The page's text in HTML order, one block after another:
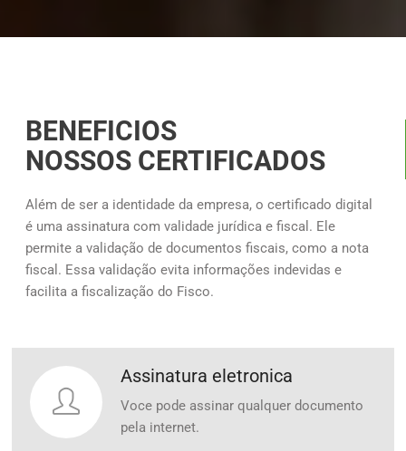
BENEFICIOS
Além de ser a identidade da empresa, o certificado digital
é uma assinatura com validade jurídica e fiscal. Ele
permite a validação de documentos fiscais, como a nota
fiscal. Essa validação evita informações indevidas e
Assinatura eletronica
Voce pode assinar qualquer documento